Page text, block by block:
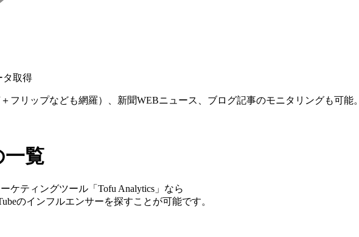
タ取得
フリップなども網羅）、新聞WEBニュース、ブログ記事のモニタリングも可能。
一覧
ケティングツール「Tofu Analytics」なら
のインフルエンサーを探すことが可能です。